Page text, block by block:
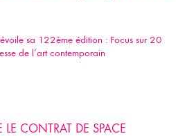
sa 122ème édition : Focus sur 20
de l’art contemporain
CONTRAT DE SPACE